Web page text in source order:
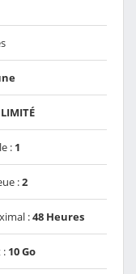
LIMITÉ
: 1
:2
:48 Heures
: 10 Go